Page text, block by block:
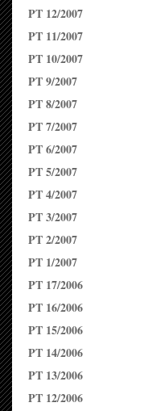
PT 12/2007
PT 11/2007
PT 10/2007
PT 9/2007
PT 8/2007
PT 7/2007
PT 6/2007
PT 5/2007
PT 4/2007
PT 3/2007
PT 2/2007
PT 1/2007
PT 17/2006
PT 16/2006
PT 15/2006
PT 14/2006
PT 13/2006
PT 12/2006